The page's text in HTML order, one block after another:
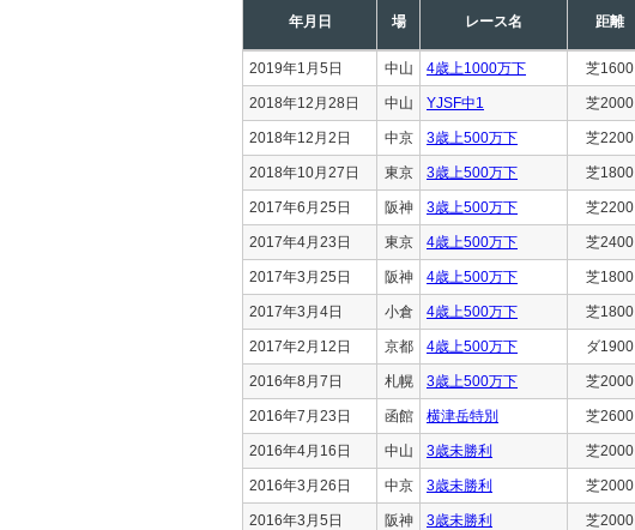
年月日 場 レース名 距離
2019年1月5日 中山 4歳上1000万下 芝1600
2018年12月28日 中山 YJSF中1 芝2000
2018年12月2日 中京 3歳上500万下 芝2200
2018年10月27日 東京 3歳上500万下 芝1800
2017年6月25日 阪神 3歳上500万下 芝2200
2017年4月23日 東京 4歳上500万下 芝2400
2017年3月25日 阪神 4歳上500万下 芝1800
2017年3月4日 小倉 4歳上500万下 芝1800
2017年2月12日 京都 4歳上500万下 ダ1900
2016年8月7日 札幌 3歳上500万下 芝2000
2016年7月23日 函館 横津岳特別 芝2600
2016年4月16日 中山 3歳未勝利 芝2000
2016年3月26日 中京 3歳未勝利 芝2000
2016年3月5日 阪神 3歳未勝利 芝2000